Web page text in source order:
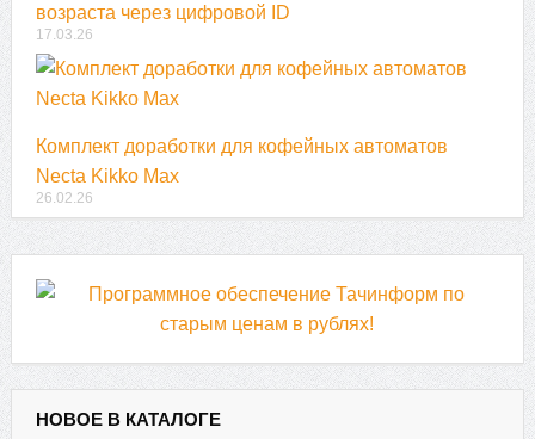
возраста через цифровой ID
17.03.26
Комплект доработки для кофейных автоматов
Necta Kikko Max
26.02.26
НОВОЕ В КАТАЛОГЕ